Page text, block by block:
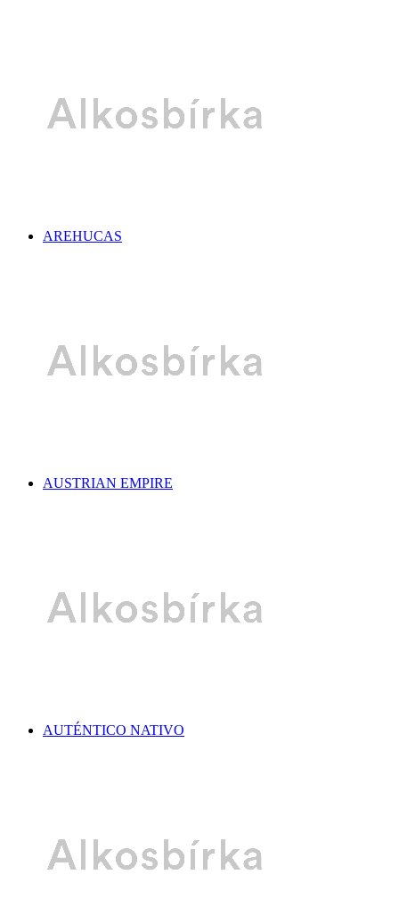
AREHUCAS
AUSTRIAN EMPIRE
AUTÉNTICO NATIVO